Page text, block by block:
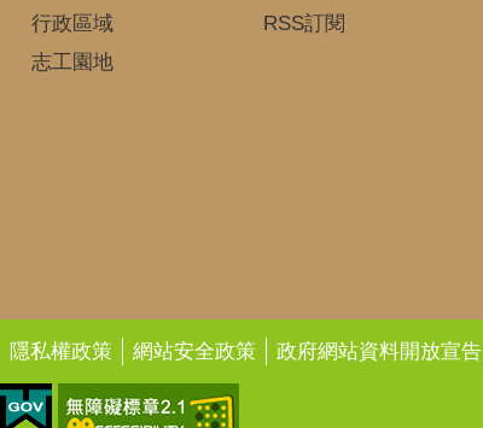
行政區域
志工園地
RSS訂閱
隱私權政策 網站安全政策 政府網站資料開放宣告